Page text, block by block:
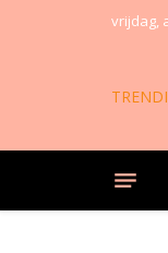
vrijdag,